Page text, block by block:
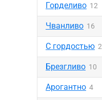
Горделиво 12
Чванливо 16
С гордостью 2
Брезгливо 10
Арогантно 4